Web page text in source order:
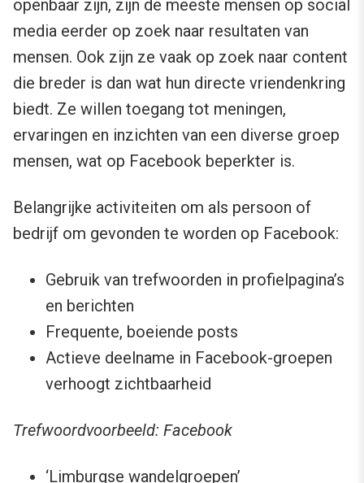
openbaar zijn, zijn de meeste mensen op social
media eerder op zoek naar resultaten van
mensen. Ook zijn ze vaak op zoek naar content
die breder is dan wat hun directe vriendenkring
biedt. Ze willen toegang tot meningen,
ervaringen en inzichten van een diverse groep
mensen, wat op Facebook beperkter is.
Belangrijke activiteiten om als persoon of
bedrijf om gevonden te worden op Facebook:
Gebruik van trefwoorden in profielpagina’s
en berichten
Frequente, boeiende posts
Actieve deelname in Facebook-groepen
verhoogt zichtbaarheid
Trefwoordvoorbeeld: Facebook
‘Limburgse wandelgroepen’